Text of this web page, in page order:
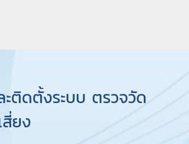
ติดตั้งระบบ ตรวจวัด
ยง